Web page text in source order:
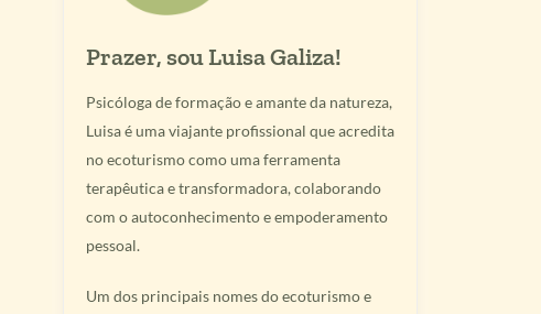
Prazer, sou Luisa Galiza!
Psicóloga de formação e amante da natureza,
Luisa é uma viajante profissional que acredita
no ecoturismo como uma ferramenta
terapêutica e transformadora, colaborando
com o autoconhecimento e empoderamento
pessoal.
Um dos principais nomes do ecoturismo e